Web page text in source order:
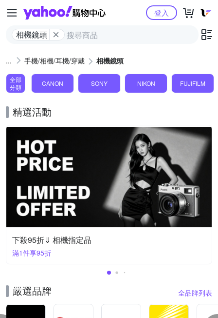
Yahoo購物中心
相機鏡頭
登入
手機/相機/耳機/穿戴 相機鏡頭
全部
分類
CANON SONY NIKON FUJIFILM
精選活動
下殺95折⇓ 相機指定品
滿1件享95折
嚴選品牌 全品牌列表